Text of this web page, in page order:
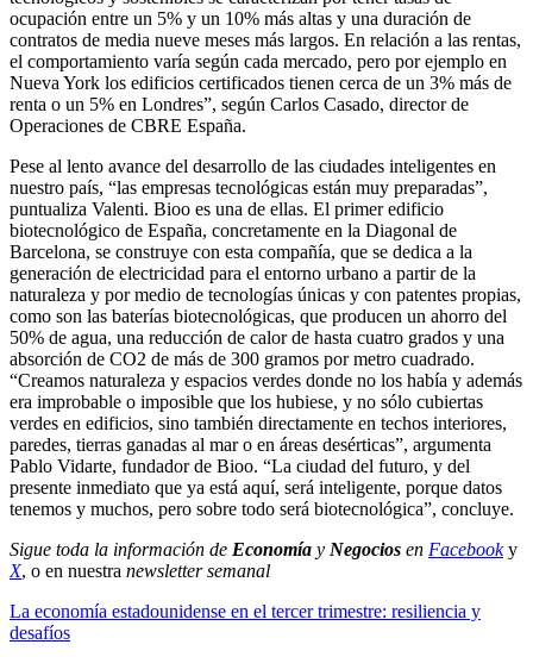
ocupación entre un 5% y un 10% más altas y una duración de
contratos de media nueve meses más largos. En relación a las rentas,
el comportamiento varía según cada mercado, pero por ejemplo en
Nueva York los edificios certificados tienen cerca de un 3% más de
renta o un 5% en Londres”, según Carlos Casado, director de
Operaciones de CBRE España.
Pese al lento avance del desarrollo de las ciudades inteligentes en
nuestro país, “las empresas tecnológicas están muy preparadas”,
puntualiza Valenti. Bioo es una de ellas. El primer edificio
biotecnológico de España, concretamente en la Diagonal de
Barcelona, se construye con esta compañía, que se dedica a la
generación de electricidad para el entorno urbano a partir de la
naturaleza y por medio de tecnologías únicas y con patentes propias,
como son las baterías biotecnológicas, que producen un ahorro del
50% de agua, una reducción de calor de hasta cuatro grados y una
absorción de CO2 de más de 300 gramos por metro cuadrado.
“Creamos naturaleza y espacios verdes donde no los había y además
era improbable o imposible que los hubiese, y no sólo cubiertas
verdes en edificios, sino también directamente en techos interiores,
paredes, tierras ganadas al mar o en áreas desérticas”, argumenta
Pablo Vidarte, fundador de Bioo. “La ciudad del futuro, y del
presente inmediato que ya está aquí, será inteligente, porque datos
tenemos y muchos, pero sobre todo será biotecnológica”, concluye.
Sigue toda la información de Economía y Negocios en Facebooky
X, o en nuestra newsletter semanal
La economía estadounidense en el tercer trimestre: resiliencia y
desafíos